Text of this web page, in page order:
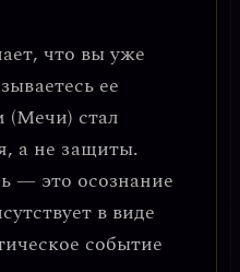
что вы уже
ее
(Мечи) стал
а не защиты.
— это осознание
в виде
событие